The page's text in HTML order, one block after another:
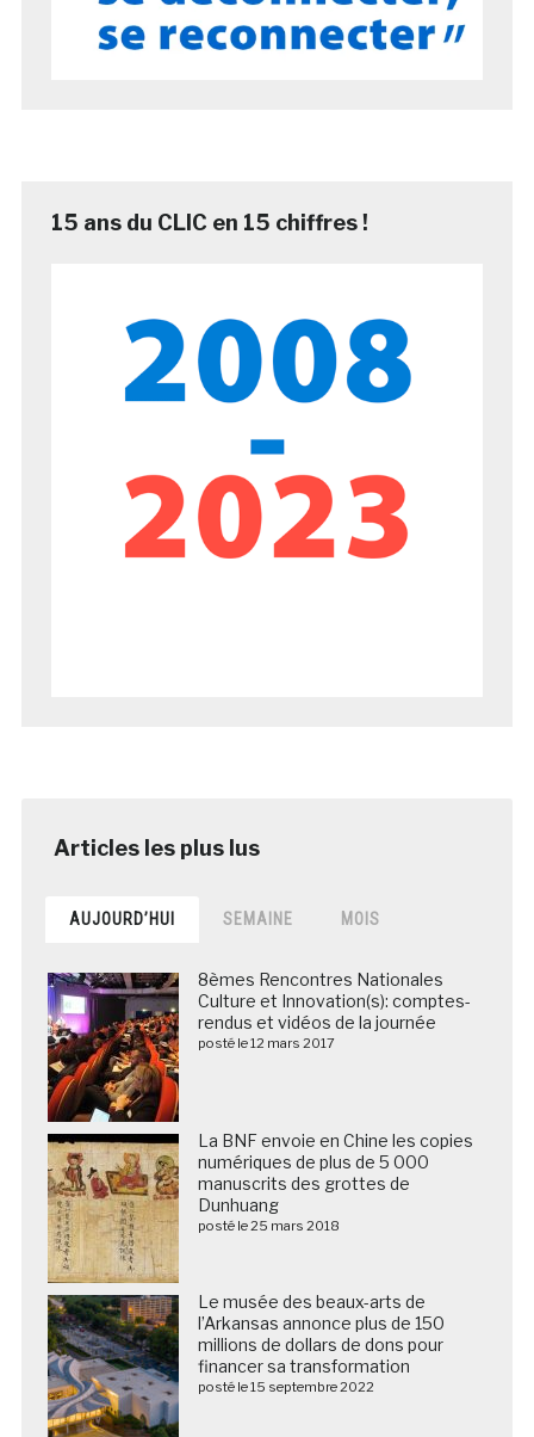
15 ans du CLIC en 15 chiffres !
AUJOURD’HUI SEMAINE MOIS
8èmes Rencontres Nationales
Culture et Innovation(s): comptes-
rendus et vidéos de la journée
posté le 12 mars 2017
La BNF envoie en Chine les copies
numériques de plus de 5 000
manuscrits des grottes de
Dunhuang
posté le 25 mars 2018
Le musée des beaux-arts de
l’Arkansas annonce plus de 150
millions de dollars de dons pour
financer sa transformation
posté le 15 septembre 2022